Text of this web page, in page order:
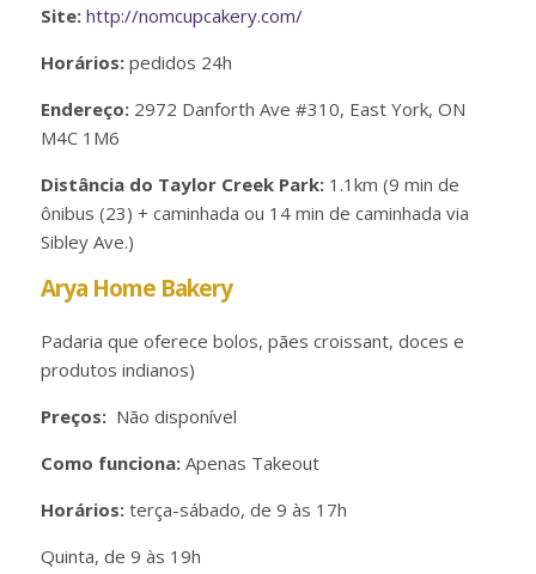
Site: http://nomcupcakery.com/
Horários: pedidos 24h
Endereço:2972 Danforth Ave #310, East York, ON
M4C 1M6
Distância do Taylor Creek Park: 1.1km (9 min de
ônibus (23) + caminhada ou 14 min de caminhada via
Sibley Ave.)
Arya Home Bakery
Padaria que oferece bolos, pães croissant, doces e
produtos indianos)
Preços: Não disponível
Como funciona:Apenas Takeout
Horários: terça-sábado, de 9 às 17h
Quinta, de 9 às 19h